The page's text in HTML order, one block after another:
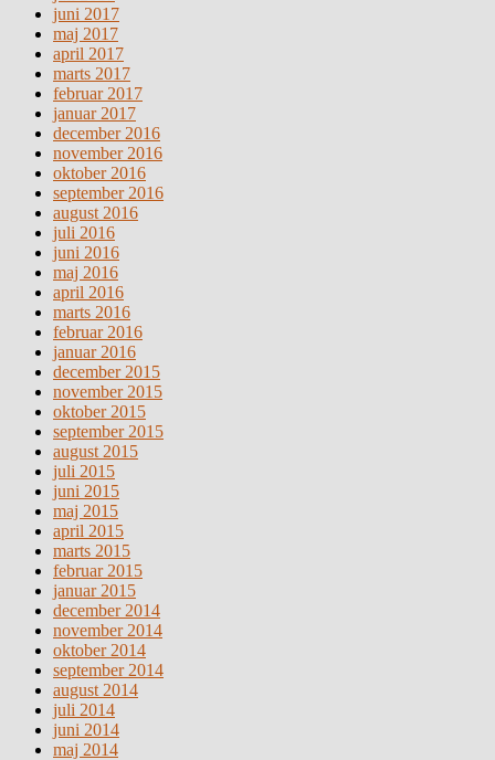
juni 2017
maj 2017
april 2017
marts 2017
februar 2017
januar 2017
december 2016
november 2016
oktober 2016
september 2016
august 2016
juli 2016
juni 2016
maj 2016
april 2016
marts 2016
februar 2016
januar 2016
december 2015
november 2015
oktober 2015
september 2015
august 2015
juli 2015
juni 2015
maj 2015
april 2015
marts 2015
februar 2015
januar 2015
december 2014
november 2014
oktober 2014
september 2014
august 2014
juli 2014
juni 2014
maj 2014